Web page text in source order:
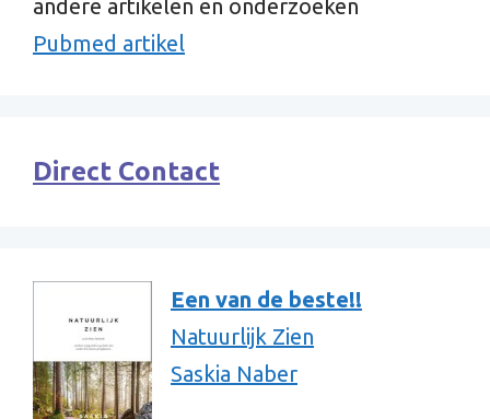
andere artikelen en onderzoeken
Pubmed artikel
Direct Contact
Een van de beste!!
Natuurlijk Zien
Saskia Naber